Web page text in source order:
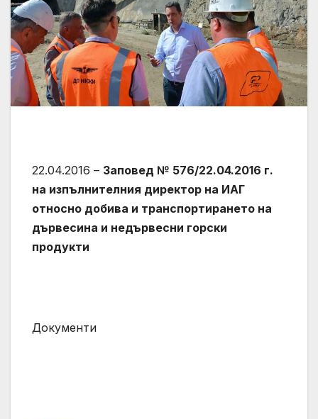
22.04.2016 – Заповед № 576/22.04.2016 г.
на изпълнителния директор на ИАГ
относно добива и транспортирането на
дървесина и недървесни горски
продукти
Документи